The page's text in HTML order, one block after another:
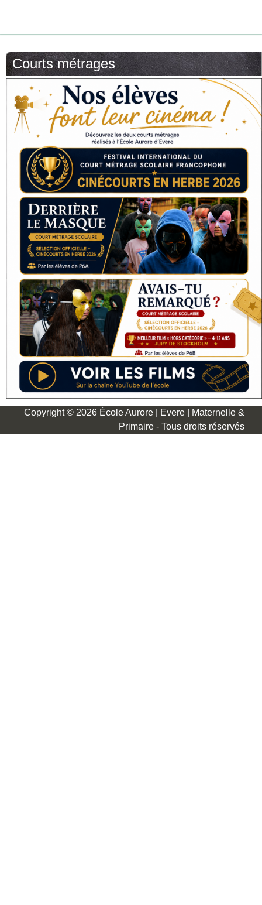
Courts métrages
Copyright © 2026 École Aurore | Evere | Maternelle &
Primaire - Tous droits réservés